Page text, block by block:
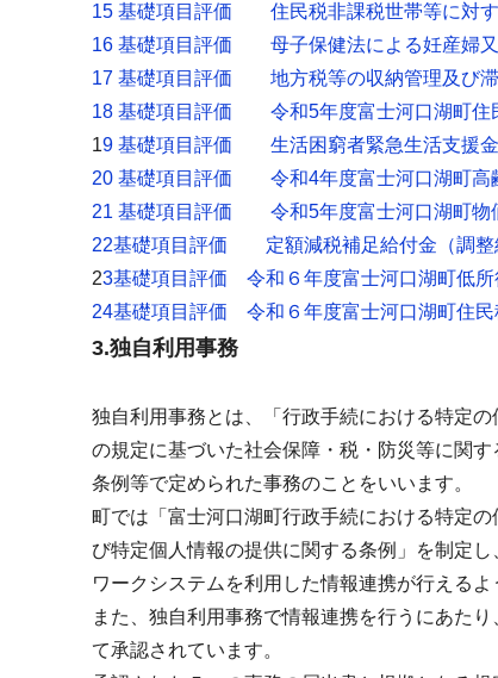
15 基礎項目評価 住民税非課税世帯等に対
16 基礎項目評価 母子保健法による妊産婦
17 基礎項目評価 地方税等の収納管理及び
18 基礎項目評価 令和5年度富士河口湖町住
19 基礎項目評価 生活困窮者緊急生活支援
20 基礎項目評価 令和4年度富士河口湖町高
21 基礎項目評価 令和5年度富士河口湖町物
22基礎項目評価 定額減税補足給付金（調
23基礎項目評価 令和６年度富士河口湖町低
24基礎項目評価 令和６年度富士河口湖町住
3.独自利用事務
独自利用事務とは、「行政手続における特定
の規定に基づいた社会保障・税・防災等に関
条例等で定められた事務のことをいいます。
町では「富士河口湖町行政手続における特定
び特定個人情報の提供に関する条例」を制定
ワークシステムを利用した情報連携が行えるよ
また、独自利用事務で情報連携を行うにあた
て承認されています。